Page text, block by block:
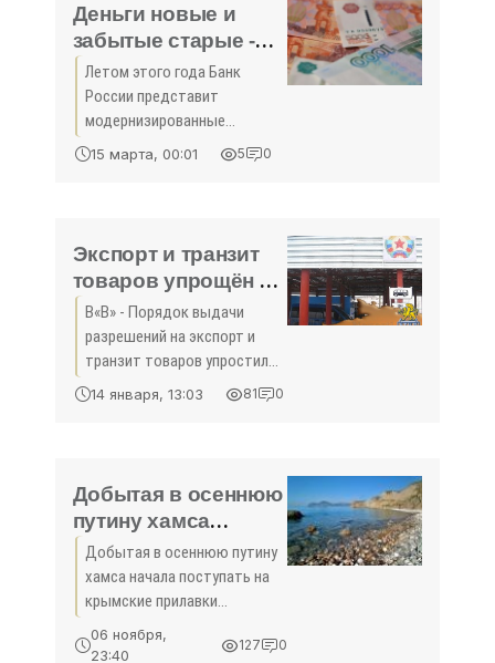
прогнозы ...
Деньги новые и
забытые старые -
«Экономика Крыма»
Летом этого года Банк
России представит
модернизированные
банкноты номиналом 1000 и
5000 рублей. Как сообщает
усовершенствованный
защитный
15 марта, 00:01 5 0
Экспорт и транзит
товаров упрощён в
ЛНР - «Экономика
Крыма»
В«В» - Порядок выдачи
разрешений на экспорт и
транзит товаров упростили
в Луганской Народной
Республике. Об этом
14 января, 13:03 81 0
Добытая в осеннюю
путину хамса
начала поступать на
крымские прилавки
- «Экономика»
Добытая в осеннюю путину
хамса начала поступать на
крымские прилавки
рыбаками в ходе осенней
06 ноября,
23:40
127 0